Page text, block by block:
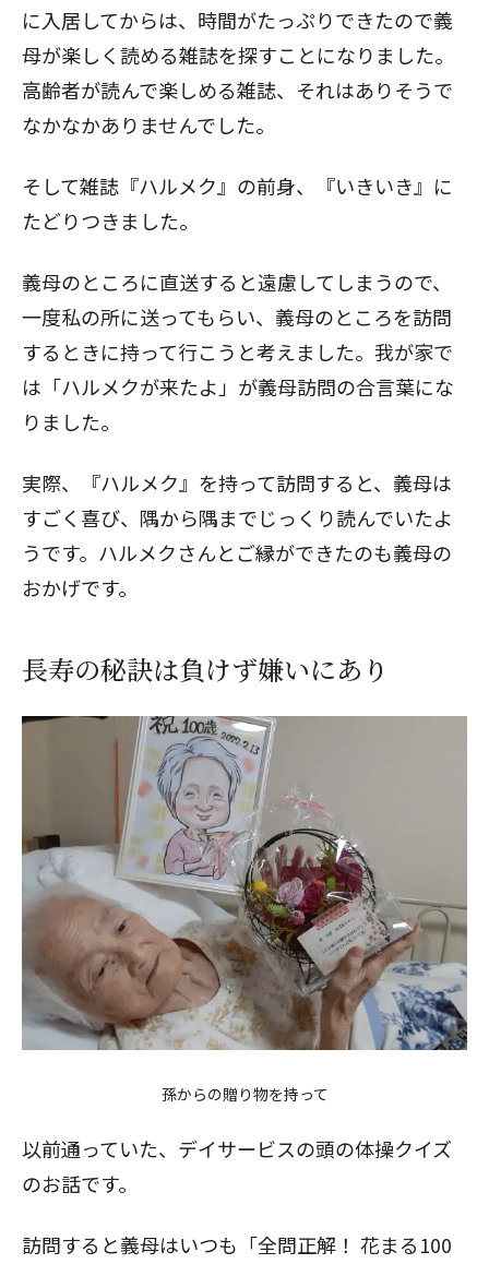
に入居してからは、時間がたっぷりできたので義
母が楽しく読める雑誌を探すことになりました。
高齢者が読んで楽しめる雑誌、それはありそうで
なかなかありませんでした。
そして雑誌『ハルメク』の前身、『いきいき』に
たどりつきました。
義母のところに直送すると遠慮してしまうので、
一度私の所に送ってもらい、義母のところを訪問
するときに持って行こうと考えました。我が家で
は「ハルメクが来たよ」が義母訪問の合言葉にな
りました。
実際、『ハルメク』を持って訪問すると、義母は
すごく喜び、隅から隅までじっくり読んでいたよ
うです。ハルメクさんとご縁ができたのも義母の
おかげです。
長寿の秘訣は負けず嫌いにあり
孫からの贈り物を持って
以前通っていた、デイサービスの頭の体操クイズ
のお話です。
訪問すると義母はいつも「全問正解！ 花まる100